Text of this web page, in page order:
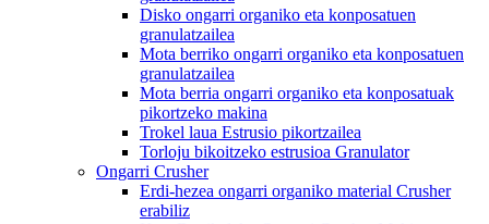
Disko ongarri organiko eta konposatuen
granulatzailea
Mota berriko ongarri organiko eta konposatuen
granulatzailea
Mota berria ongarri organiko eta konposatuak
pikortzeko makina
Trokel laua Estrusio pikortzailea
Torloju bikoitzeko estrusioa Granulator
Ongarri Crusher
Erdi-hezea ongarri organiko material Crusher
erabiliz